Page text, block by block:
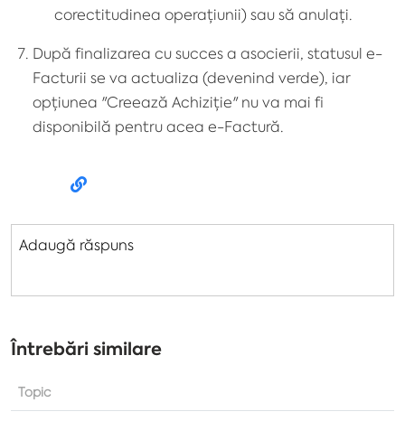
corectitudinea operațiunii) sau să anulați.
După finalizarea cu succes a asocierii, statusul e-
Facturii se va actualiza (devenind verde), iar
opțiunea "Creează Achiziție" nu va mai fi
disponibilă pentru acea e-Factură.
Adaugă răspuns
Întrebări similare
Topic